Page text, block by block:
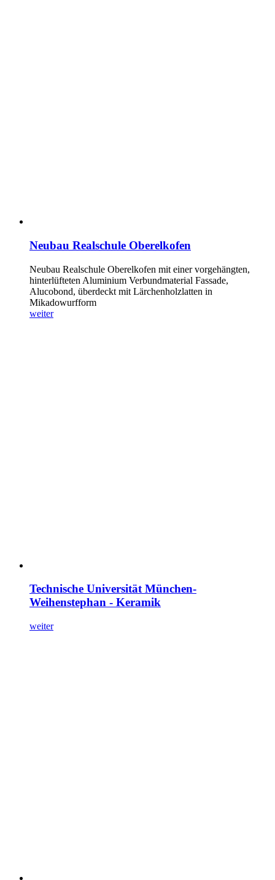
Neubau Realschule Oberelkofen
Neubau Realschule Oberelkofen mit einer vorgehängten,
hinterlüfteten Aluminium Verbundmaterial Fassade,
Alucobond, überdeckt mit Lärchenholzlatten in
Mikadowurfform
weiter
Technische Universität München-
Weihenstephan - Keramik
weiter